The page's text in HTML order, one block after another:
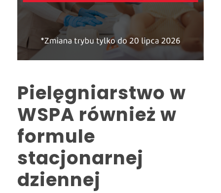
Pielęgniarstwo w
WSPA również w
formule
stacjonarnej
dziennej